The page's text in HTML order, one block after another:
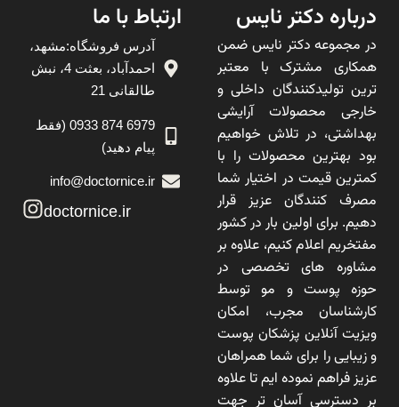
درباره دکتر نایس
در مجموعه دکتر نایس ضمن
همکاری مشترک با معتبر
ترین تولیدکنندگان داخلی و
خارجی محصولات آرایشی
بهداشتی، در تلاش خواهیم
بود بهترین محصولات را با
کمترین قیمت در اختیار شما
مصرف کنندگان عزیز قرار
دهیم. برای اولین بار در کشور
مفتخریم اعلام کنیم، علاوه بر
مشاوره های تخصصی در
حوزه پوست و مو توسط
کارشناسان مجرب، امکان
ویزیت آنلاین پزشکان پوست
و زیبایی را برای شما همراهان
عزیز فراهم نموده ایم تا علاوه
بر دسترسی آسان تر جهت
ارتباط با ما
آدرس فروشگاه:مشهد،
احمدآباد، بعثت 4، نبش
طالقانی 21
6979 874 0933 (فقط
پیام دهید)
info@doctornice.ir
doctornice.ir